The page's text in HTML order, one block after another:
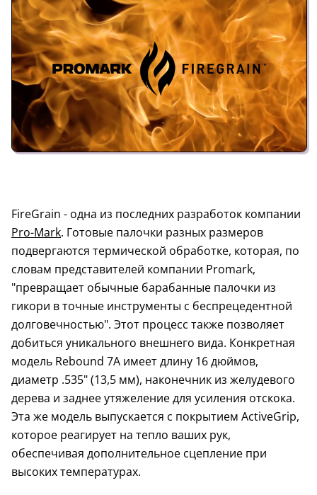
FireGrain - одна из последних разработок компании
Pro-Mark. Готовые палочки разных размеров
подвергаются термической обработке, которая, по
словам представителей компании Promark,
"превращает обычные барабанные палочки из
гикори в точные инструменты с беспрецедентной
долговечностью". Этот процесс также позволяет
добиться уникального внешнего вида. Конкретная
модель Rebound 7A имеет длину 16 дюймов,
диаметр .535" (13,5 мм), наконечник из желудевого
дерева и заднее утяжеление для усиления отскока.
Эта же модель выпускается с покрытием ActiveGrip,
которое реагирует на тепло ваших рук,
обеспечивая дополнительное сцепление при
высоких температурах.